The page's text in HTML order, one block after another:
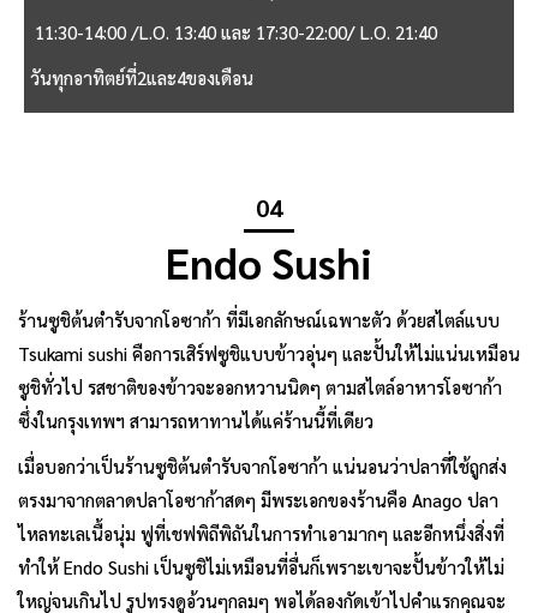
11:30-14:00 /L.O. 13:40 และ 17:30-22:00/ L.O. 21:40
วันทุกอาทิตย์ที่2และ4ของเดือน
04
Endo Sushi
ร้านซูชิต้นตำรับจากโอซาก้า ที่มีเอกลักษณ์เฉพาะตัว ด้วยสไตล์แบบ
Tsukami sushi คือการเสิร์ฟซูชิแบบข้าวอุ่นๆ และปั้นให้ไม่แน่นเหมือน
ซูชิทั่วไป รสชาติของข้าวจะออกหวานนิดๆ ตามสไตล์อาหารโอซาก้า
ซึ่งในกรุงเทพฯ สามารถหาทานได้แค่ร้านนี้ที่เดียว
เมื่อบอกว่าเป็นร้านซูชิต้นตำรับจากโอซาก้า แน่นอนว่าปลาที่ใช้ถูกส่ง
ตรงมาจากตลาดปลาโอซาก้าสดๆ มีพระเอกของร้านคือ Anago ปลา
ไหลทะเลเนื้อนุ่ม ฟูที่เชฟพิถีพิถันในการทำเอามากๆ และอีกหนึ่งสิ่งที่
ทำให้ Endo Sushi เป็นซูชิไม่เหมือนที่อื่นก็เพราะเขาจะปั้นข้าวให้ไม่
ใหญ่จนเกินไป รูปทรงดูอ้วนๆกลมๆ พอได้ลองกัดเข้าไปคำแรกคุณจะ